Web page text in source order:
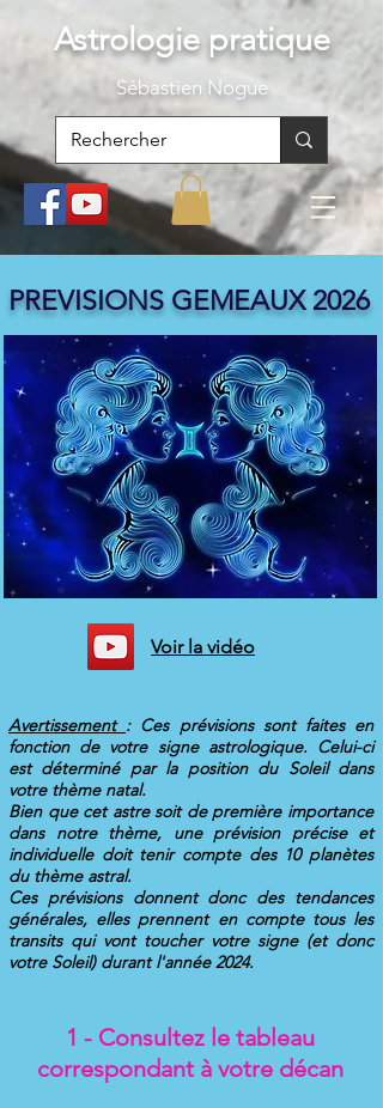
Astrologie pratique
Sébastien Nogue
PREVISIONS GEMEAUX 2026
Voir la vidéo
Avertissement : Ces prévisions sont faites en
fonction de votre signe astrologique. Celui-ci
est déterminé par la position du Soleil dans
votre thème natal.
Bien que cet astre soit de première importance
dans notre thème, une prévision précise et
individuelle doit tenir compte des 10 planètes
du thème astral.
Ces prévisions donnent donc des tendances
générales, elles prennent en compte tous les
transits qui vont toucher votre signe (et donc
votre Soleil) durant l'année 2024.
1 - Consultez le tableau
correspondant à votre décan